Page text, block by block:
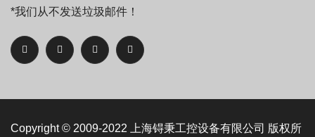
*我们从不发送垃圾邮件！
Copyright © 2009-2022 上海锝秉工控设备有限公司 版权所